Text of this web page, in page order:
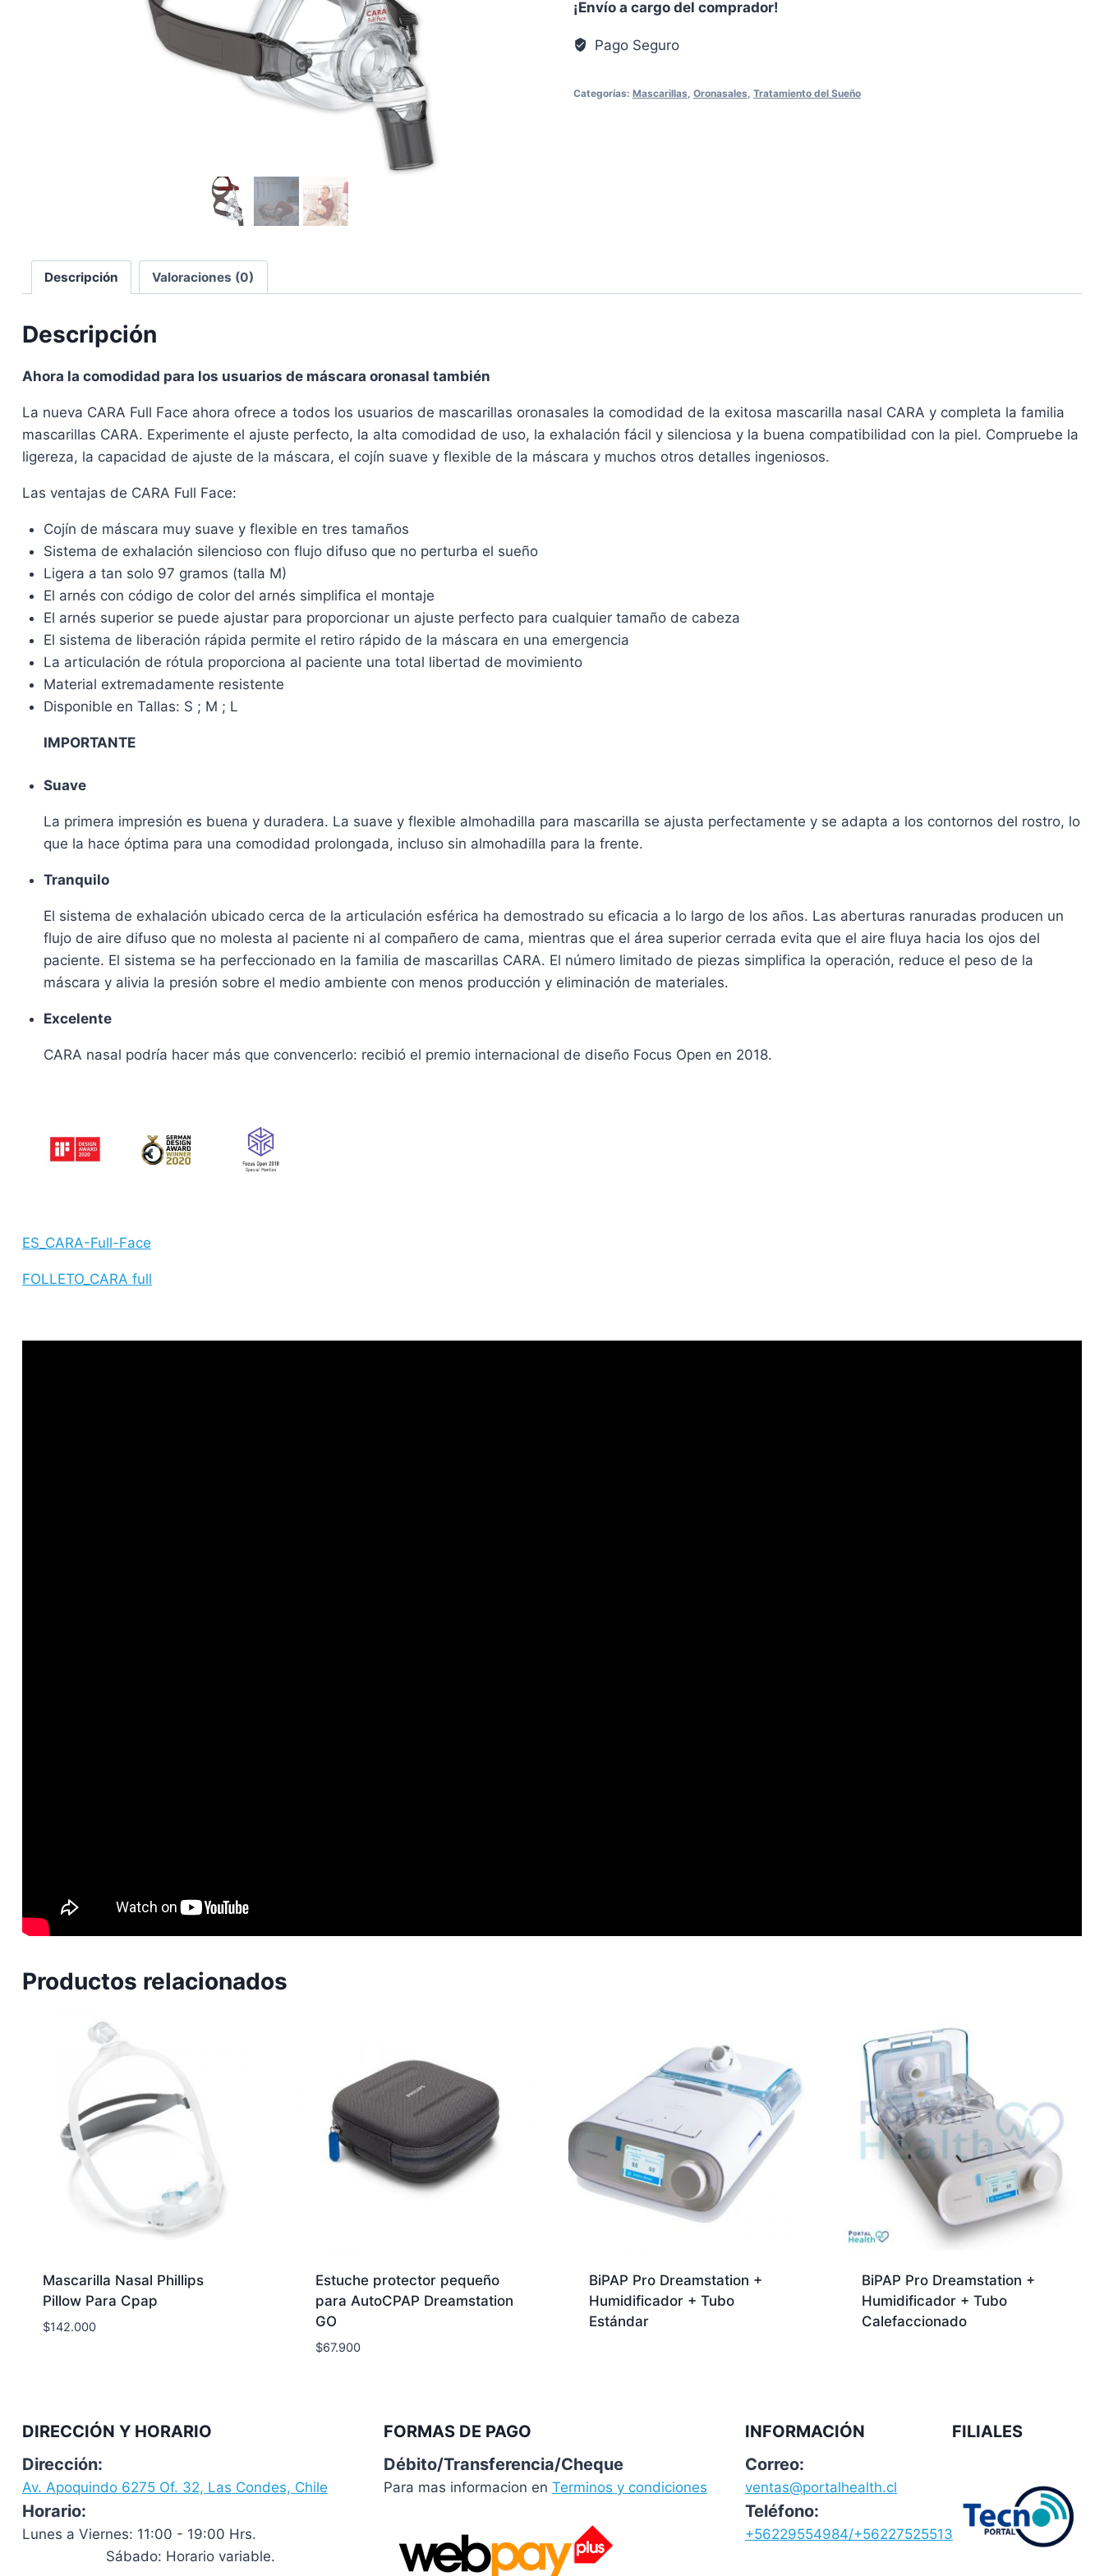
¡Envío a cargo del comprador!
Pago Seguro
Categorías: Mascarillas Oronasales Tratamiento del Sueño
Descripción Valoraciones (0)
Descripción
Ahora la comodidad para los usuarios de máscara oronasal también
La nueva CARA Full Face ahora ofrece a todos los usuarios de mascarillas oronasales la comodidad de la exitosa mascarilla nasal CARA y completa la familia
mascarillas CARA. Experimente el ajuste perfecto, la alta comodidad de uso, la exhalación fácil y silenciosa y la buena compatibilidad con la piel. Compruebe la
ligereza, la capacidad de ajuste de la máscara, el cojín suave y flexible de la máscara y muchos otros detalles ingeniosos.
Las ventajas de CARA Full Face:
Cojín de máscara muy suave y flexible en tres tamaños
Sistema de exhalación silencioso con flujo difuso que no perturba el sueño
Ligera a tan solo 97 gramos (talla M)
El arnés con código de color del arnés simplifica el montaje
El arnés superior se puede ajustar para proporcionar un ajuste perfecto para cualquier tamaño de cabeza
El sistema de liberación rápida permite el retiro rápido de la máscara en una emergencia
La articulación de rótula proporciona al paciente una total libertad de movimiento
Material extremadamente resistente
Disponible en Tallas: S ; M ; L
IMPORTANTE
Suave
La primera impresión es buena y duradera. La suave y flexible almohadilla para mascarilla se ajusta perfectamente y se adapta a los contornos del rostro, lo
que la hace óptima para una comodidad prolongada, incluso sin almohadilla para la frente.
Tranquilo
El sistema de exhalación ubicado cerca de la articulación esférica ha demostrado su eficacia a lo largo de los años. Las aberturas ranuradas producen un
flujo de aire difuso que no molesta al paciente ni al compañero de cama, mientras que el área superior cerrada evita que el aire fluya hacia los ojos del
paciente. El sistema se ha perfeccionado en la familia de mascarillas CARA. El número limitado de piezas simplifica la operación, reduce el peso de la
máscara y alivia la presión sobre el medio ambiente con menos producción y eliminación de materiales.
Excelente
CARA nasal podría hacer más que convencerlo: recibió el premio internacional de diseño Focus Open en 2018.
ES_CARA-Full-Face
FOLLETO_CARA full
Productos relacionados
Mascarilla Nasal Phillips
Pillow Para Cpap
$142.000
Estuche protector pequeño
para AutoCPAP Dreamstation
GO
$67.900
BiPAP Pro Dreamstation +
Humidificador + Tubo
Estándar
BiPAP Pro Dreamstation +
Humidificador + Tubo
Calefaccionado
DIRECCIÓN Y HORARIO
Dirección:
Av. Apoquindo 6275 Of. 32, Las Condes, Chile
Horario:
Lunes a Viernes: 11:00 - 19:00 Hrs.
Sábado: Horario variable.
FORMAS DE PAGO
Débito/Transferencia/Cheque
Para mas informacion en Terminos y condiciones
INFORMACIÓN
Correo:
ventas@portalhealth.cl
Teléfono:
+56229554984/+56227525513
FILIALES